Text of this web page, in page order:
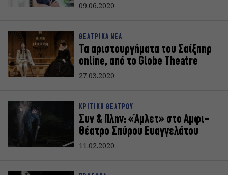
09.06.2020
ΘΕΑΤΡΙΚΑ ΝΕΑ
Τα αριστουργήματα του Σαίξπηρ
online, από το Globe Theatre
27.03.2020
ΚΡΙΤΙΚΗ ΘΕΑΤΡΟΥ
Συν & Πλην: «Άμλετ» στο Αμφι-
Θέατρο Σπύρου Ευαγγελάτου
11.02.2020